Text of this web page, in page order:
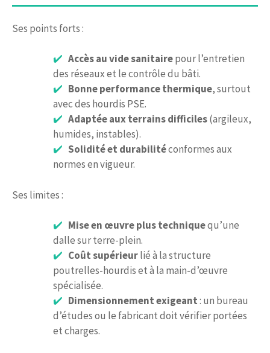
Ses points forts :
Accès au vide sanitairepour l’entretien
des réseaux et le contrôle du bâti.
Bonne performance thermique, surtout
avec des hourdis PSE.
Adaptée aux terrains difficiles(argileux,
humides, instables).
Solidité et durabilitéconformes aux
normes en vigueur.
Ses limites :
Mise en œuvre plus techniquequ’une
dalle sur terre-plein.
Coût supérieurlié à la structure
poutrelles-hourdis et à la main-d’œuvre
spécialisée.
Dimensionnement exigeant: un bureau
d’études ou le fabricant doit vérifier portées
et charges.